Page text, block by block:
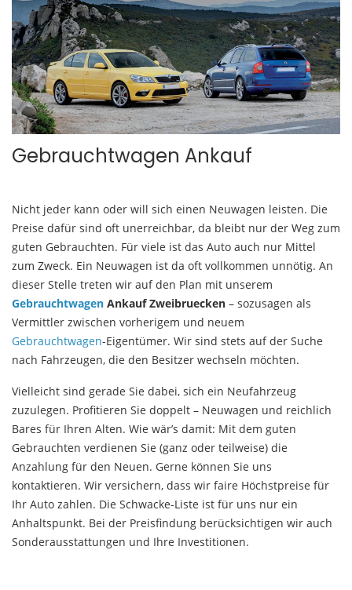
Gebrauchtwagen Ankauf
Nicht jeder kann oder will sich einen Neuwagen leisten. Die
Preise dafür sind oft unerreichbar, da bleibt nur der Weg zum
guten Gebrauchten. Für viele ist das Auto auch nur Mittel
zum Zweck. Ein Neuwagen ist da oft vollkommen unnötig. An
dieser Stelle treten wir auf den Plan mit unserem
Gebrauchtwagen Ankauf Zweibruecken – sozusagen als
Vermittler zwischen vorherigem und neuem
Gebrauchtwagen-Eigentümer. Wir sind stets auf der Suche
nach Fahrzeugen, die den Besitzer wechseln möchten.
Vielleicht sind gerade Sie dabei, sich ein Neufahrzeug
zuzulegen. Profitieren Sie doppelt – Neuwagen und reichlich
Bares für Ihren Alten. Wie wär’s damit: Mit dem guten
Gebrauchten verdienen Sie (ganz oder teilweise) die
Anzahlung für den Neuen. Gerne können Sie uns
kontaktieren. Wir versichern, dass wir faire Höchstpreise für
Ihr Auto zahlen. Die Schwacke-Liste ist für uns nur ein
Anhaltspunkt. Bei der Preisfindung berücksichtigen wir auch
Sonderausstattungen und Ihre Investitionen.